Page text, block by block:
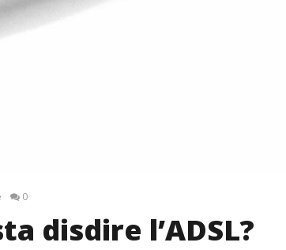
0
disdire l’ADSL?